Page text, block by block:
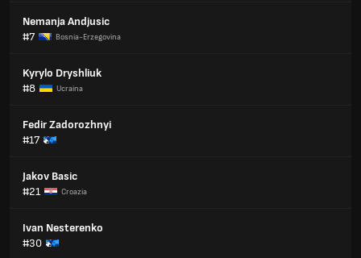
Nemanja Andjusic
#7
Bosnia-Erzegovina
Kyrylo Dryshliuk
#8
Ucraina
Fedir Zadorozhnyi
#17
Jakov Basic
#21
Croazia
Ivan Nesterenko
#30